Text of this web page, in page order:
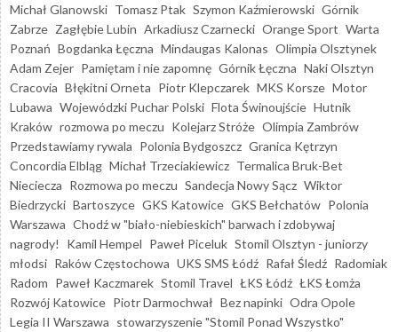
Michał Glanowski Tomasz Ptak Szymon Kaźmierowski Górnik
Zabrze Zagłębie Lubin Arkadiusz Czarnecki Orange Sport Warta
Poznań Bogdanka Łęczna Mindaugas Kalonas Olimpia Olsztynek
Adam Zejer Pamiętam i nie zapomnę Górnik Łęczna Naki Olsztyn
Cracovia Błękitni Orneta Piotr Klepczarek MKS Korsze Motor
Lubawa Wojewódzki Puchar Polski Flota Świnoujście Hutnik
Kraków rozmowa po meczu Kolejarz Stróże Olimpia Zambrów
Przedstawiamy rywala Polonia Bydgoszcz Granica Kętrzyn
Concordia Elbląg Michał Trzeciakiewicz Termalica Bruk-Bet
Nieciecza Rozmowa po meczu Sandecja Nowy Sącz Wiktor
Biedrzycki Bartoszyce GKS Katowice GKS Bełchatów Polonia
Warszawa Chodź w "biało-niebieskich" barwach i zdobywaj
nagrody!
Kamil Hempel Paweł Piceluk Stomil Olsztyn - juniorzy
młodsi Raków Częstochowa UKS SMS Łódź Rafał Śledź Radomiak
Radom Paweł Kaczmarek Stomil Travel ŁKS Łódź ŁKS Łomża
Rozwój Katowice Piotr Darmochwał Bez napinki Odra Opole
Legia II Warszawa stowarzyszenie "Stomil Ponad Wszystko"